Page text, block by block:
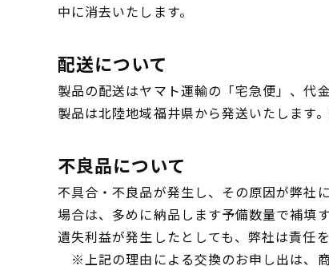
中に消去いたします。
配送について
製品の配送はヤマト運輸の「宅急便」、代
製品は北陸地域福井県から発送いたします
不良品について
不具合・不良品が発生し、その原因が弊社
場合は、多めに納品します予備数量で補填
遺失利益が発生したとしても、弊社は責任
※上記の理由による交換のお申し出は、